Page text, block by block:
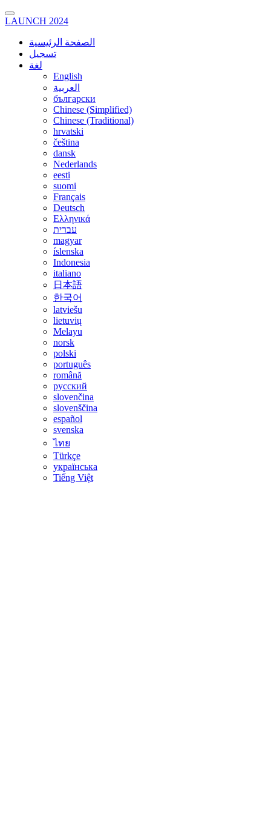
LAUNCH 2024
الصفحة الرئيسية
تسجيل
لغة
English
العربية
български
Chinese (Simplified)
Chinese (Traditional)
hrvatski
čeština
dansk
Nederlands
eesti
suomi
Français
Deutsch
Ελληνικά
עברית
magyar
íslenska
Indonesia
italiano
日本語
한국어
latviešu
lietuvių
Melayu
norsk
polski
português
română
русский
slovenčina
slovenščina
español
svenska
ไทย
Türkçe
українська
Tiếng Việt